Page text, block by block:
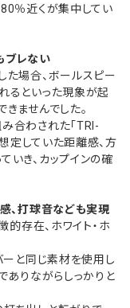
％近くが集中してい
ブレない
た場合、ボールスピー
るといった現象が起
ませんでした。
合わされた「TRI-
定していた距離感、方
いき、カップインの確
、打球音なども実現
的存在、ホワイト・ホ
ーと同じ素材を使用し
ありながらしっかりと